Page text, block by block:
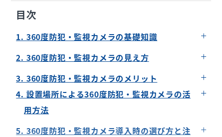
目次
1. 360度防犯・監視カメラの基礎知識
360度防犯・監視カメラとは？
2. 360度防犯・監視カメラの見え方
約360度の視野をカバーする
四隅が曲がったように見える
3. 360度防犯・監視カメラのメリット
4. 設置場所による360度防犯・監視カメラの活
用方法
飲食店
5. 360度防犯・監視カメラ導入時の選び方と注